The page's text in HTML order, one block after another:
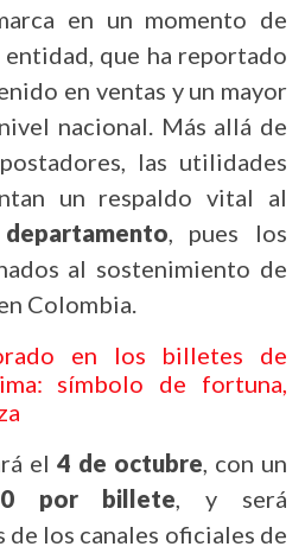
en un momento de
que ha reportado
en ventas y un mayor
nacional. Más allá de
las utilidades
un respaldo vital al
, pues los
al sostenimiento de
Colombia.
en los billetes de
símbolo de fortuna,
el 4 de octubre, con un
por billete, y será
los canales oficiales de